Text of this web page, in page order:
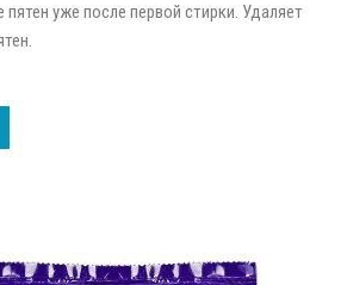
уже после первой стирки. Удаляет